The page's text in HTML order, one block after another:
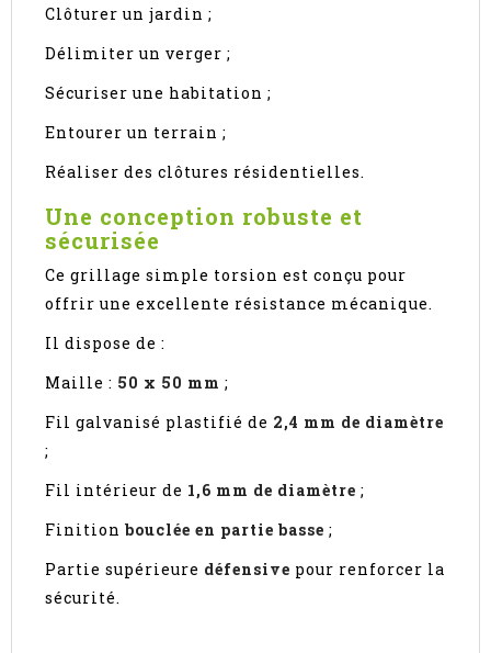
Clôturer un jardin ;
Délimiter un verger ;
Sécuriser une habitation ;
Entourer un terrain ;
Réaliser des clôtures résidentielles.
Une conception robuste et
sécurisée
Ce grillage simple torsion est conçu pour
offrir une excellente résistance mécanique.
Il dispose de :
Maille : 50 x 50 mm ;
Fil galvanisé plastifié de 2,4 mm de diamètre
;
Fil intérieur de 1,6 mm de diamètre ;
Finition bouclée en partie basse ;
Partie supérieure défensive pour renforcer la
sécurité.